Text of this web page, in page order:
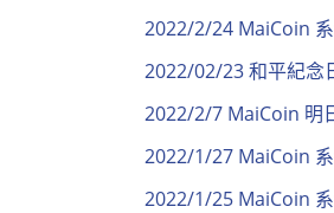
2022/2/24 MaiCoin
2022/02/23 和平紀念
2022/2/7 MaiCoin 明
2022/1/27 MaiCoin
2022/1/25 MaiCoin